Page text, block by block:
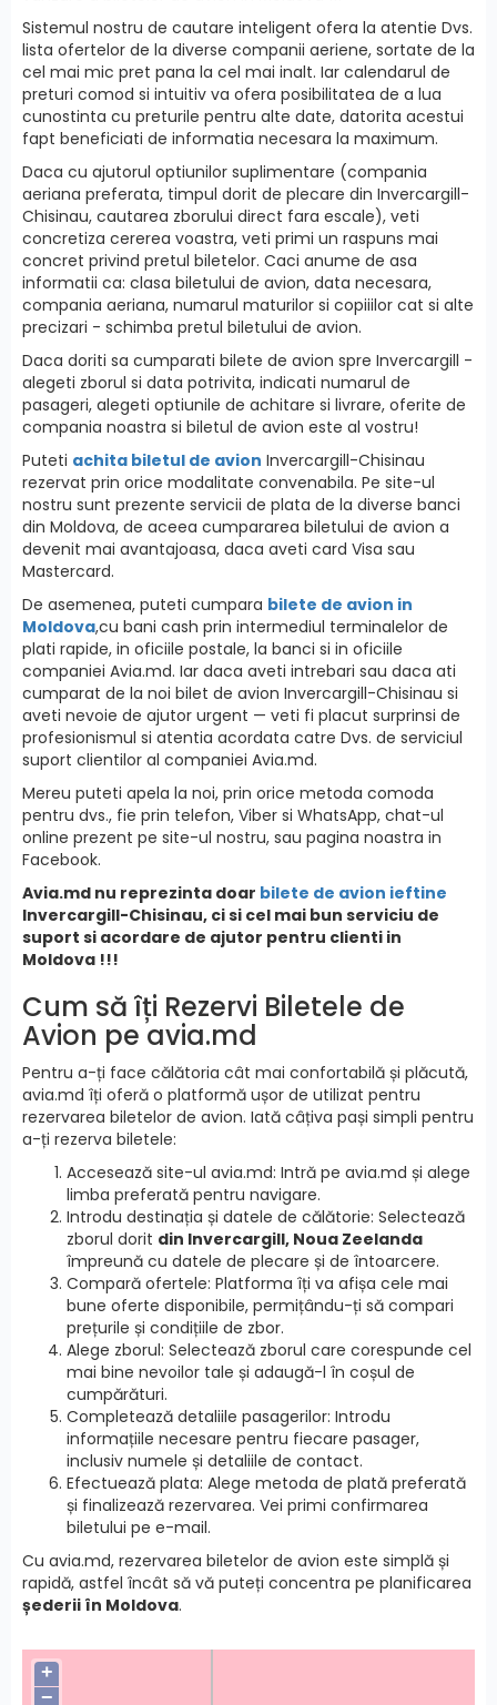
Sistemul nostru de cautare inteligent ofera la atentie Dvs.
lista ofertelor de la diverse companii aeriene, sortate de la
cel mai mic pret pana la cel mai inalt. Iar calendarul de
preturi comod si intuitiv va ofera posibilitatea de a lua
cunostinta cu preturile pentru alte date, datorita acestui
fapt beneficiati de informatia necesara la maximum.
Daca cu ajutorul optiunilor suplimentare (compania
aeriana preferata, timpul dorit de plecare din Invercargill-
Chisinau, cautarea zborului direct fara escale), veti
concretiza cererea voastra, veti primi un raspuns mai
concret privind pretul biletelor. Caci anume de asa
informatii ca: clasa biletului de avion, data necesara,
compania aeriana, numarul maturilor si copiiilor cat si alte
precizari - schimba pretul biletului de avion.
Daca doriti sa cumparati bilete de avion spre Invercargill -
alegeti zborul si data potrivita, indicati numarul de
pasageri, alegeti optiunile de achitare si livrare, oferite de
compania noastra si biletul de avion este al vostru!
Puteti achita biletul de avion Invercargill-Chisinau
rezervat prin orice modalitate convenabila. Pe site-ul
nostru sunt prezente servicii de plata de la diverse banci
din Moldova, de aceea cumpararea biletului de avion a
devenit mai avantajoasa, daca aveti card Visa sau
Mastercard.
De asemenea, puteti cumpara bilete de avion in
Moldova,cu bani cash prin intermediul terminalelor de
plati rapide, in oficiile postale, la banci si in oficiile
companiei Avia.md. Iar daca aveti intrebari sau daca ati
cumparat de la noi bilet de avion Invercargill-Chisinau si
aveti nevoie de ajutor urgent — veti fi placut surprinsi de
profesionismul si atentia acordata catre Dvs. de serviciul
suport clientilor al companiei Avia.md.
Mereu puteti apela la noi, prin orice metoda comoda
pentru dvs., fie prin telefon, Viber si WhatsApp, chat-ul
online prezent pe site-ul nostru, sau pagina noastra in
Facebook.
Avia.md nu reprezinta doar bilete de avion ieftine
Invercargill-Chisinau, ci si cel mai bun serviciu de
suport si acordare de ajutor pentru clienti in
Moldova !!!
Cum să îți Rezervi Biletele de
Avion pe avia.md
Pentru a-ți face călătoria cât mai confortabilă și plăcută,
avia.md îți oferă o platformă ușor de utilizat pentru
rezervarea biletelor de avion. Iată câțiva pași simpli pentru
a-ți rezerva biletele:
Accesează site-ul avia.md: Intră pe avia.md și alege
limba preferată pentru navigare.
Introdu destinația și datele de călătorie: Selectează
zborul dorit din Invercargill, Noua Zeelanda
împreună cu datele de plecare și de întoarcere.
Compară ofertele: Platforma îți va afișa cele mai
bune oferte disponibile, permițându-ți să compari
prețurile și condițiile de zbor.
Alege zborul: Selectează zborul care corespunde cel
mai bine nevoilor tale și adaugă-l în coșul de
cumpărături.
Completează detaliile pasagerilor: Introdu
informațiile necesare pentru fiecare pasager,
inclusiv numele și detaliile de contact.
Efectuează plata: Alege metoda de plată preferată
și finalizează rezervarea. Vei primi confirmarea
biletului pe e-mail.
Cu avia.md, rezervarea biletelor de avion este simplă și
rapidă, astfel încât să vă puteți concentra pe planificarea
șederii în Moldova.
+
−